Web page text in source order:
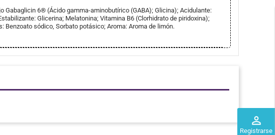
perm_identity
Registrarse
Gabaglicin 6® (Ácido gamma-aminobutírico (GABA); Glicina); Acidulante:
Glicerina; Melatonina; Vitamina B6 (Clorhidrato de piridoxina);
Benzoato sódico, Sorbato potásico; Aroma: Aroma de limón.